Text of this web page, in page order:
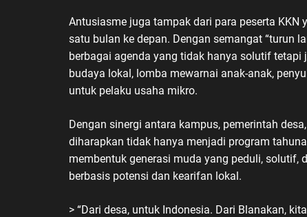
Antusiasme juga tampak dari para peserta
satu bulan ke depan. Dengan semangat “turun
berbagai agenda yang tidak hanya solutif
budaya lokal, lomba mewarnai anak-anak,
untuk pelaku usaha mikro.
Dengan sinergi antara kampus, pemerintah
diharapkan tidak hanya menjadi program
membentuk generasi muda yang peduli, solutif,
berbasis potensi dan kearifan lokal.
> “Dari desa, untuk Indonesia. Dari Blanakan,